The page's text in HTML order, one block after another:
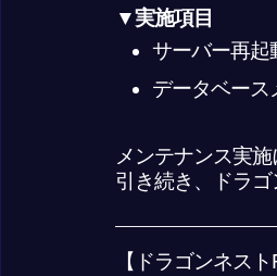
▼実施項目
サーバー再起
データベース
メンテナンス実
引き続き、ドラ
【ドラゴンネス